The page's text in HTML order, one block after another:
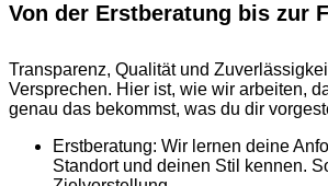
Von der Erstberatung bis zur
Transparenz, Qualität und
Versprechen. Hier ist, wie wir arbeiten,
genau das bekommst, was du dir
Erstberatung: Wir lernen deine
Standort und deinen Stil kennen.